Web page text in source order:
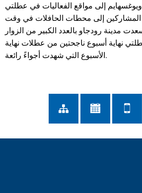
ويوغسهايم إلى مواقع الفعاليات في عطلتي
المشاركين إلى محطات الحافلات في وقت
مدينة رودجاو بالعدد الكبير من الزوار
نهاية أسبوع ناجحتين من عطلات نهاية
الأسبوع التي شهدت أجواءً رائعة.